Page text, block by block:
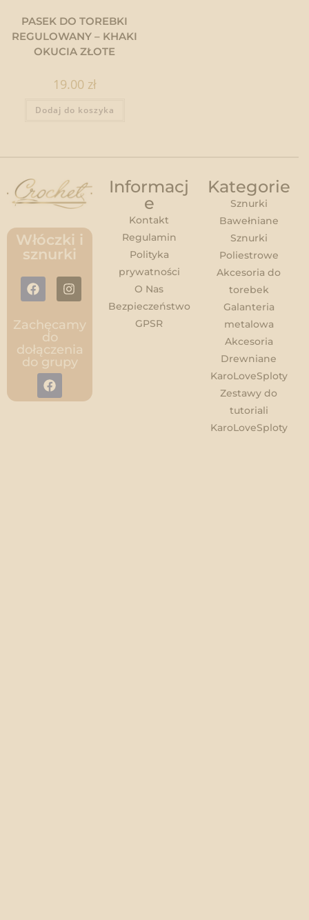
PASEK DO TOREBKI
REGULOWANY – KHAKI
OKUCIA ZŁOTE
19.00 zł
Dodaj do koszyka
Włóczki i
sznurki
Zachęcamy
do
dołączenia
do grupy
Informacj
e
Kontakt
Regulamin
Polityka
prywatności
O Nas
Bezpieczeństwo
GPSR
Kategorie
Sznurki
Bawełniane
Sznurki
Poliestrowe
Akcesoria do
torebek
Galanteria
metalowa
Akcesoria
Drewniane
KaroLoveSploty
Zestawy do
tutoriali
KaroLoveSploty